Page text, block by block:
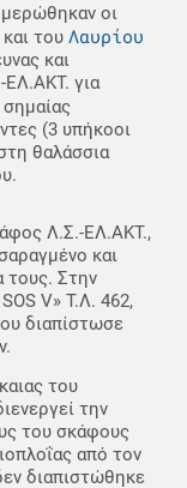
οι
του Λαυρίου
και
για
(3 υπήκοοι
θαλάσσια
Λ.Σ.-ΕΛ.ΑΚΤ.,
και
τους. Στην
V» Τ.Λ. 462,
διαπίστωσε
του
την
του σκάφους
από τον
διαπιστώθηκε